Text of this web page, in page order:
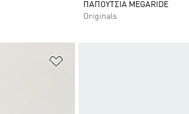
ΠΑΠΟΥΤΣΙΑ MEGARIDE
Originals